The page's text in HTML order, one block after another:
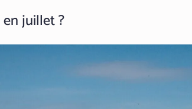
juillet ?